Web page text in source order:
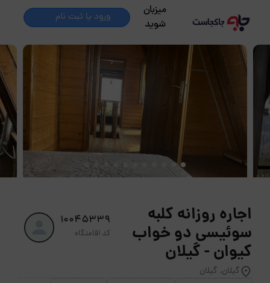
میزبان
شوید
ورود یا ثبت نام
اجاره روزانه کلبه
سوئیسی دو خواب
کیوان - گیلان
گیلان, گیلان
10045339
کد اقامتگاه